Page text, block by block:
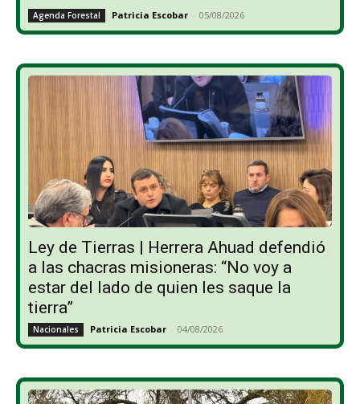
Agenda Forestal Patricia Escobar - 05/08/2026
Ley de Tierras | Herrera Ahuad defendió
a las chacras misioneras: “No voy a
estar del lado de quien les saque la
tierra”
Nacionales Patricia Escobar - 04/08/2026